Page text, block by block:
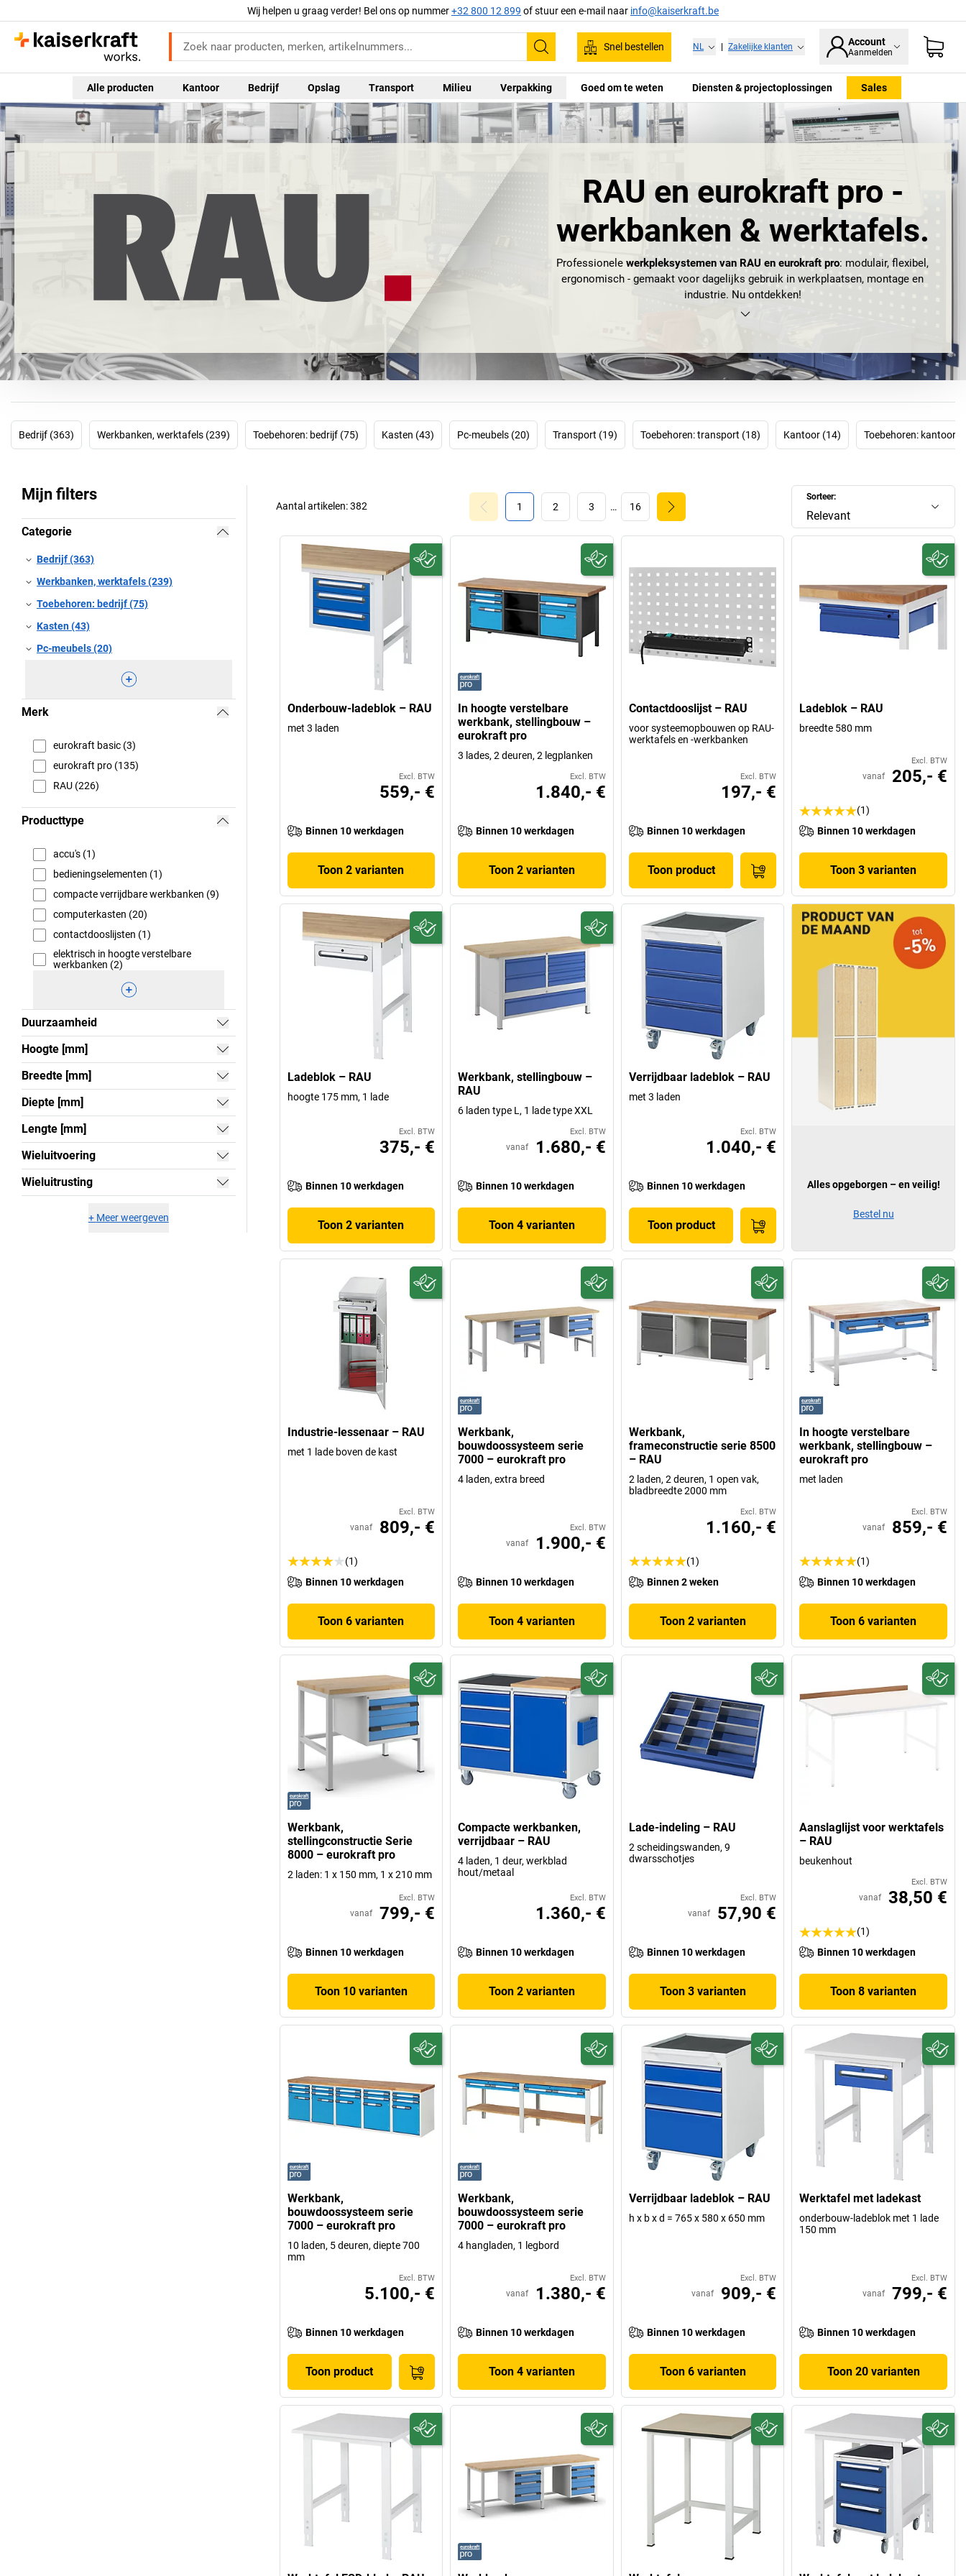
Wij helpen u graag verder! Bel ons op nummer+32 800 12 899 of stuur een e-mail naar info@kaiserkraft.be
Zoeken
Snel bestellen NL Zakelijke klanten Account
Aanmelden
Alle producten Kantoor Bedrijf Opslag Transport Milieu Verpakking Goed om te weten Diensten & projectoplossingen Sales
RAU en eurokraft pro -
werkbanken & werktafels.
Professionele werkpleksystemen van RAU en eurokraft pro: modulair, flexibel,
ergonomisch - gemaakt voor dagelijks gebruik in werkplaatsen, montage en
industrie. Nu ontdekken!
Bedrijf (363) Werkbanken, werktafels (239) Toebehoren: bedrijf (75) Kasten (43) Pc-meubels (20) Transport (19) Toebehoren: transport (18) Kantoor (14) Toebehoren: kantoor
Mijn filters
Categorie
Bedrijf (363)
Werkbanken, werktafels (239)
Toebehoren: bedrijf (75)
Kasten (43)
Pc-meubels (20)
Merk
eurokraft basic (3)
eurokraft pro (135)
RAU (226)
Producttype
accu's (1)
bedieningselementen (1)
compacte verrijdbare werkbanken (9)
computerkasten (20)
contactdooslijsten (1)
elektrisch in hoogte verstelbare
werkbanken (2)
Duurzaamheid
Hoogte [mm]
Breedte [mm]
Diepte [mm]
Lengte [mm]
Wieluitvoering
Wieluitrusting
+ Meer weergeven
Sorteer:
Relevant
1 2 3 … 16
Aantal artikelen:382
Onderbouw-ladeblok – RAU
met 3 laden
Excl. BTW
559,- €
Binnen 10 werkdagen
Toon 2 varianten
In hoogte verstelbare
werkbank, stellingbouw –
eurokraft pro
3 lades, 2 deuren, 2 legplanken
Excl. BTW
1.840,- €
Binnen 10 werkdagen
Toon 2 varianten
Contactdooslijst – RAU
voor systeemopbouwen op RAU-
werktafels en -werkbanken
Excl. BTW
197,- €
Binnen 10 werkdagen
Toon product
Ladeblok – RAU
breedte 580 mm
Excl. BTW
vanaf 205,- €
(1)
Binnen 10 werkdagen
Toon 3 varianten
Ladeblok – RAU
hoogte 175 mm, 1 lade
Excl. BTW
375,- €
Binnen 10 werkdagen
Toon 2 varianten
Werkbank, stellingbouw –
RAU
6 laden type L, 1 lade type XXL
Excl. BTW
vanaf 1.680,- €
Binnen 10 werkdagen
Toon 4 varianten
Verrijdbaar ladeblok – RAU
met 3 laden
Excl. BTW
1.040,- €
Binnen 10 werkdagen
Toon product
Industrie-lessenaar – RAU
met 1 lade boven de kast
Excl. BTW
vanaf 809,- €
(1)
Binnen 10 werkdagen
Toon 6 varianten
Werkbank,
bouwdoossysteem serie
7000 – eurokraft pro
4 laden, extra breed
Excl. BTW
vanaf 1.900,- €
Binnen 10 werkdagen
Toon 4 varianten
Werkbank,
frameconstructie serie 8500
– RAU
2 laden, 2 deuren, 1 open vak,
bladbreedte 2000 mm
Excl. BTW
1.160,- €
(1)
Binnen 2 weken
Toon 2 varianten
In hoogte verstelbare
werkbank, stellingbouw –
eurokraft pro
met laden
Excl. BTW
vanaf 859,- €
(1)
Binnen 10 werkdagen
Toon 6 varianten
Werkbank,
stellingconstructie Serie
8000 – eurokraft pro
2 laden: 1 x 150 mm, 1 x 210 mm
Excl. BTW
vanaf 799,- €
Binnen 10 werkdagen
Toon 10 varianten
Compacte werkbanken,
verrijdbaar – RAU
4 laden, 1 deur, werkblad
hout/metaal
Excl. BTW
1.360,- €
Binnen 10 werkdagen
Toon 2 varianten
Lade-indeling – RAU
2 scheidingswanden, 9
dwarsschotjes
Excl. BTW
vanaf 57,90 €
Binnen 10 werkdagen
Toon 3 varianten
Aanslaglijst voor werktafels
– RAU
beukenhout
Excl. BTW
vanaf 38,50 €
(1)
Binnen 10 werkdagen
Toon 8 varianten
Werkbank,
bouwdoossysteem serie
7000 – eurokraft pro
10 laden, 5 deuren, diepte 700
mm
Excl. BTW
5.100,- €
Binnen 10 werkdagen
Toon product
Werkbank,
bouwdoossysteem serie
7000 – eurokraft pro
4 hangladen, 1 legbord
Excl. BTW
vanaf 1.380,- €
Binnen 10 werkdagen
Toon 4 varianten
Verrijdbaar ladeblok – RAU
h x b x d = 765 x 580 x 650 mm
Excl. BTW
vanaf 909,- €
Binnen 10 werkdagen
Toon 6 varianten
Werktafel met ladekast
onderbouw-ladeblok met 1 lade
150 mm
Excl. BTW
vanaf 799,- €
Binnen 10 werkdagen
Toon 20 varianten
Alles opgeborgen – en veilig!
Bestel nu